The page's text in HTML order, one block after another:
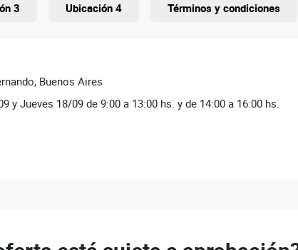
3 Ubicación 4 Términos y condiciones
Buenos Aires
y Jueves 18/09 de 9:00 a 13:00 hs. y de 14:00 a 16:00 hs.